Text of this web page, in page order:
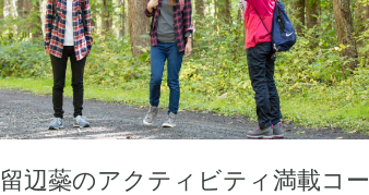
留辺蘂のアクティビティ満載コー